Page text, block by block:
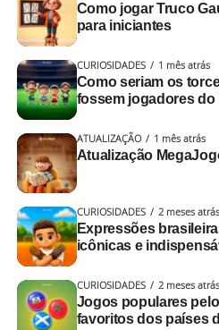
Como jogar Truco
para iniciantes
CURIOSIDADES 1 mês atrás
Como seriam os
fossem jogadores do
ATUALIZAÇÃO 1 mês atrás
Atualização
CURIOSIDADES 2 meses atrás
Expressões
icônicas e
CURIOSIDADES 2 meses atrás
Jogos populares
favoritos dos países